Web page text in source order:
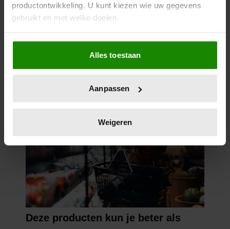
productontwikkeling. U kunt kiezen wie uw gegevens
gebruikt en met welke doelen.
Als u het toestaat, willen we ook graag:
Informatie verzamelen over uw geografische
locatie, die tot een paar meter nauwkeurig kan zijn
scannen op specifieke eigenschappen (fingerprinting)
verwerkt en stel uw voorkeuren in het
intrekken in de Cookieverklaring.
We gebruiken cookies om content en advertenties te
personaliseren, om functies voor social media te bieden
en om ons websiteverkeer te analyseren. Ook delen we
informatie over uw gebruik van onze site met onze
partners voor social media, adverteren en analyse. Deze
Alles toestaan
Aanpassen
Weigeren